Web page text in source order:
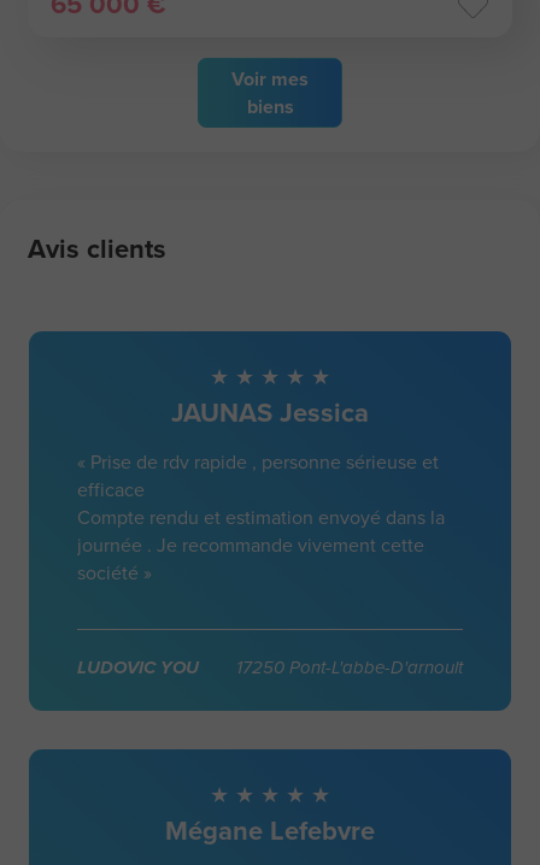
Voir mes
biens
Avis clients
JAUNAS Jessica
« Prise de rdv rapide , personne sérieuse et
efficace
Compte rendu et estimation envoyé dans la
journée . Je recommande vivement cette
société »
LUDOVIC YOU 17250 Pont-L'abbe-D'arnoult
Mégane Lefebvre